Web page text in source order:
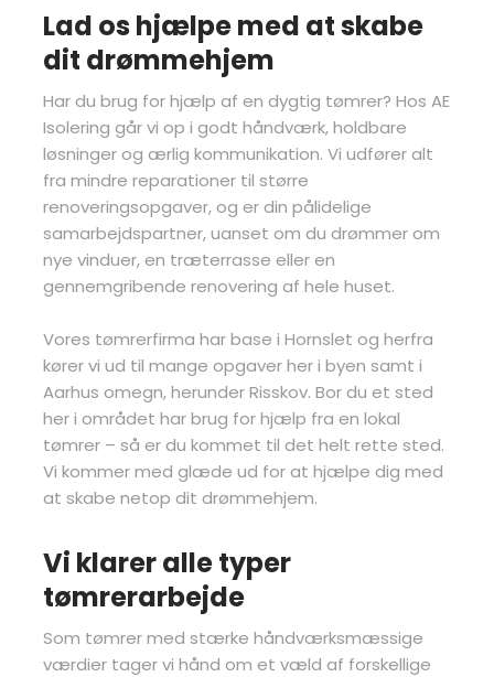
Lad os hjælpe med at skabe
dit drømmehjem
Har du brug for hjælp af en dygtig tømrer? Hos AE
Isolering går vi op i godt håndværk, holdbare
løsninger og ærlig kommunikation. Vi udfører alt
fra mindre reparationer til større
renoveringsopgaver, og er din pålidelige
samarbejdspartner, uanset om du drømmer om
nye vinduer, en træterrasse eller en
gennemgribende renovering af hele huset.
Vores tømrerfirma har base i Hornslet og herfra
kører vi ud til mange opgaver her i byen samt i
Aarhus omegn, herunder Risskov. Bor du et sted
her i området har brug for hjælp fra en lokal
tømrer – så er du kommet til det helt rette sted.
Vi kommer med glæde ud for at hjælpe dig med
at skabe netop dit drømmehjem.
Vi klarer alle typer
tømrerarbejde
Som tømrer med stærke håndværksmæssige
værdier tager vi hånd om et væld af forskellige